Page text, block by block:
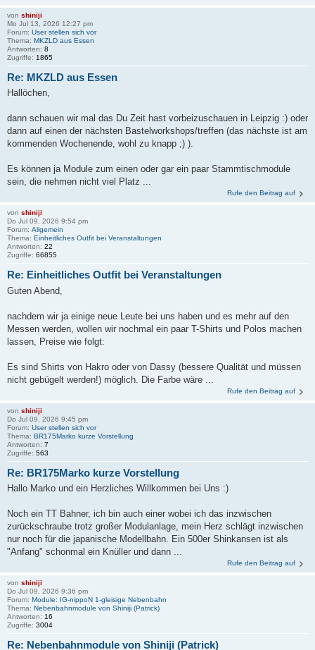
von shiniji
Mo Jul 13, 2026 12:27 pm
Forum: User stellen sich vor
Thema: MKZLD aus Essen
Antworten: 8
Zugriffe: 1865
Re: MKZLD aus Essen
Hallöchen,
dann schauen wir mal das Du Zeit hast vorbeizuschauen in Leipzig :) oder
dann auf einen der nächsten Bastelworkshops/treffen (das nächste ist am
kommenden Wochenende, wohl zu knapp ;) ).
Es können ja Module zum einen oder gar ein paar Stammtischmodule
sein, die nehmen nicht viel Platz ...
Rufe den Beitrag auf
von shiniji
Do Jul 09, 2026 9:54 pm
Forum: Allgemein
Thema: Einheitliches Outfit bei Veranstaltungen
Antworten: 22
Zugriffe: 66855
Re: Einheitliches Outfit bei Veranstaltungen
Guten Abend,
nachdem wir ja einige neue Leute bei uns haben und es mehr auf den
Messen werden, wollen wir nochmal ein paar T-Shirts und Polos machen
lassen, Preise wie folgt:
Es sind Shirts von Hakro oder von Dassy (bessere Qualität und müssen
nicht gebügelt werden!) möglich. Die Farbe wäre ...
Rufe den Beitrag auf
von shiniji
Do Jul 09, 2026 9:45 pm
Forum: User stellen sich vor
Thema: BR175Marko kurze Vorstellung
Antworten: 7
Zugriffe: 563
Re: BR175Marko kurze Vorstellung
Hallo Marko und ein Herzliches Willkommen bei Uns :)
Noch ein TT Bahner, ich bin auch einer wobei ich das inzwischen
zurückschraube trotz großer Modulanlage, mein Herz schlägt inzwischen
nur noch für die japanische Modellbahn. Ein 500er Shinkansen ist als
"Anfang" schonmal ein Knüller und dann ...
Rufe den Beitrag auf
von shiniji
Do Jul 09, 2026 9:36 pm
Forum: Module: IG-nippoN 1-gleisige Nebenbahn
Thema: Nebenbahnmodule von Shiniji (Patrick)
Antworten: 16
Zugriffe: 3004
Re: Nebenbahnmodule von Shiniji (Patrick)